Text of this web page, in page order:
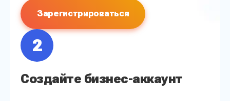
Зарегистрироваться
2
Создайте бизнес-аккаунт